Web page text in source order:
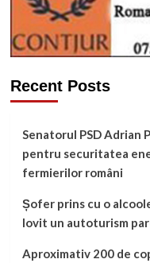
Recent Posts
Senatorul PSD Adrian
pentru securitatea
fermierilor români
Șofer prins cu o
lovit un autoturism
Aproximativ 200 de